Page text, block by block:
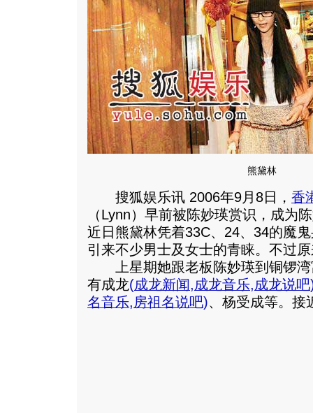
熊黛林
搜狐娱乐讯 2006年9月8日， 香
（Lynn）早前被陈妙瑛赏识，成为
近日熊黛林凭着33C、24、34的魔
引来不少男士及女士的青睐。不过
上星期她跟老板陈妙瑛到铜锣湾
有成龙(成龙新闻,成龙音乐,成龙说吧
名音乐, 房祖名说吧)、杨受成等。接